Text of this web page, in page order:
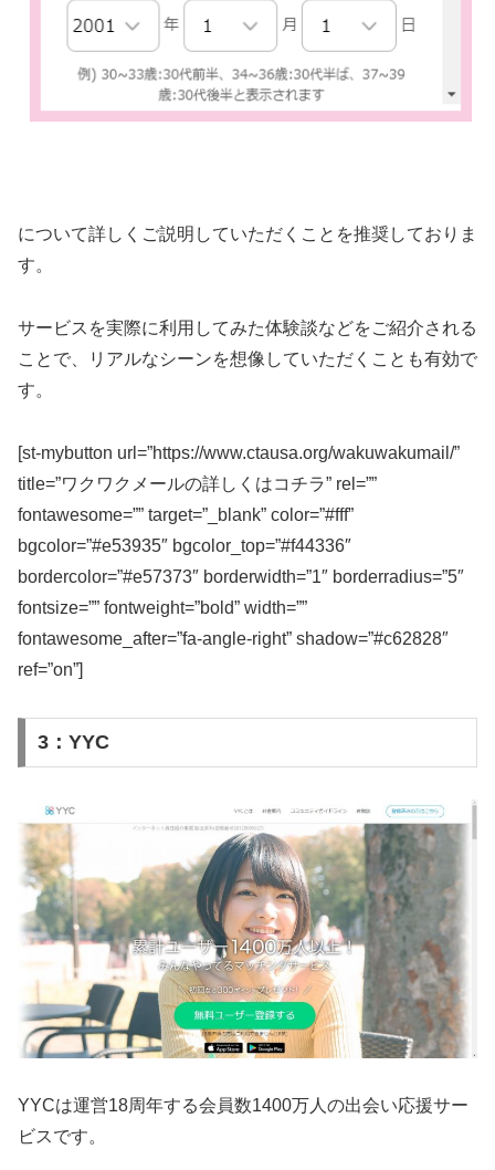
について詳しくご説明していただくことを推奨しておりま
す。
サービスを実際に利用してみた体験談などをご紹介される
ことで、リアルなシーンを想像していただくことも有効で
す。
[st-mybutton url=”https://www.ctausa.org/wakuwakumail/”
title=”ワクワクメールの詳しくはコチラ” rel=””
fontawesome=”” target=”_blank” color=”#fff”
bgcolor=”#e53935″ bgcolor_top=”#f44336″
bordercolor=”#e57373″ borderwidth=”1″ borderradius=”5″
fontsize=”” fontweight=”bold” width=””
fontawesome_after=”fa-angle-right” shadow=”#c62828″
ref=”on”]
3：YYC
YYCは運営18周年する会員数1400万人の出会い応援サー
ビスです。